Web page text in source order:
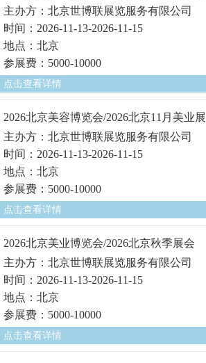
主办方：北京世博联展览服务有限公司
时间：2026-11-13-2026-11-15
地点：北京
参展费：5000-10000
点击查看详情
2026北京美容博览会/2026北京11月美业展
主办方：北京世博联展览服务有限公司
时间：2026-11-13-2026-11-15
地点：北京
参展费：5000-10000
点击查看详情
2026北京美业博览会/2026北京秋季展会
主办方：北京世博联展览服务有限公司
时间：2026-11-13-2026-11-15
地点：北京
参展费：5000-10000
点击查看详情